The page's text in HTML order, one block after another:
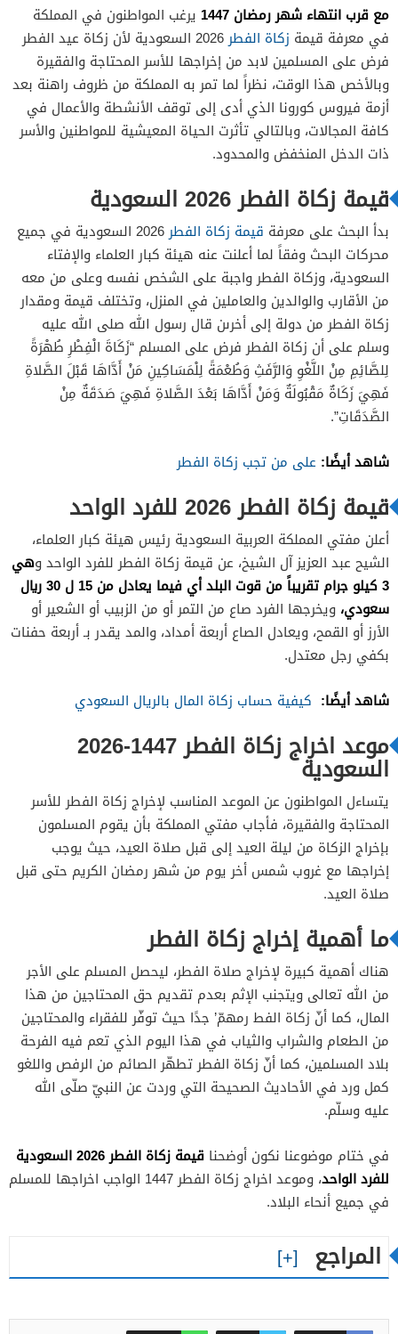
مع قرب انتهاء شهر رمضان 1447
يرغب المواطنون في المملكة
في معرفة قيمة زكاة الفطر
2026 السعودية لأن زكاة عيد الفطر
فرض على المسلمين لابد من إخراجها للأسر المحتاجة والفقيرة
وبالأخص هذا الوقت، نظراً لما تمر به المملكة من ظروف راهنة بعد
أزمة فيروس كورونا الذي أدى إلى توقف الأنشطة والأعمال في
كافة المجالات، وبالتالي تأثرت الحياة المعيشية للمواطنين والأسر
ذات الدخل المنخفض والمحدود.
قيمة زكاة الفطر 2026 السعودية
بدأ البحث على معرفة قيمة زكاة الفطر
2026 السعودية في جميع
محركات البحث وفقاً لما أعلنت عنه هيئة كبار العلماء والإفتاء
السعودية، وزكاة الفطر واجبة على الشخص نفسه وعلى من معه
من الأقارب والوالدين والعاملين في المنزل، وتختلف قيمة ومقدار
زكاة الفطر من دولة إلى أخرىن قال رسول الله صلى الله عليه
وسلم على أن زكاة الفطر فرض على المسلم “زَكَاةَ الْفِطْرِ طُهْرَةً
لِلصَّائِمِ مِنْ اللَّغْوِ وَالرَّفَثِ وَطُعْمَةً لِلْمَسَاكِينِ مَنْ أَدَّاهَا قَبْلَ الصَّلاةِ
فَهِيَ زَكَاةٌ مَقْبُولَةٌ وَمَنْ أَدَّاهَا بَعْدَ الصَّلاةِ فَهِيَ صَدَقَةٌ مِنْ
الصَّدَقَاتِ”.
شاهد أيضًا: على من تجب زكاة الفطر
قيمة زكاة الفطر 2026 للفرد الواحد
أعلن مفتي المملكة العربية السعودية رئيس هيئة كبار العلماء،
الشيح عبد العزيز آل الشيخ، عن قيمة زكاة الفطر للفرد الواحد وهي
3 كيلو جرام تقريباً من قوت البلد أي فيما يعادل من 15 ل 30 ريال
سعودي، ويخرجها الفرد صاع من التمر أو من الزبيب أو الشعير أو
الأرز أو القمح، ويعادل الصاع أربعة أمداد، والمد يقدر بـ أربعة حفنات
بكفي رجل معتدل.
شاهد أيضًا: كيفية حساب زكاة المال بالريال السعودي
موعد اخراج زكاة الفطر 1447-2026
السعودية
يتساءل المواطنون عن الموعد المناسب لإخراج زكاة الفطر للأسر
المحتاجة والفقيرة، فأجاب مفتي المملكة بأن يقوم المسلمون
بإخراج الزكاة من ليلة العيد إلى قبل صلاة العيد، حيث يوجب
إخراجها مع غروب شمس أخر يوم من شهر رمضان الكريم حتى قبل
صلاة العيد.
ما أهمية إخراج زكاة الفطر
هناك أهمية كبيرة لإخراج صلاة الفطر، ليحصل المسلم على الأجر
من الله تعالى ويتجنب الإثم بعدم تقديم حق المحتاجين من هذا
المال، كما أنّ زكاة الفط رمهمّ’ جدًا حيث توفّر للفقراء والمحتاجين
من الطعام والشراب والثياب في هذا اليوم الذي تعم فيه الفرحة
بلاد المسلمين، كما أنّ زكاة الفطر تطهّر الصائم من الرفص واللغو
كمل ورد في الأحاديث الصحيحة التي وردت عن النبيّ صلّى الله
عليه وسلّم.
في ختام موضوعنا نكون أوضحنا
قيمة زكاة الفطر 2026 السعودية
للفرد الواحد
، وموعد اخراج زكاة الفطر 1447 الواجب اخراجها للمسلم
في جميع أنحاء البلاد.
المراجع